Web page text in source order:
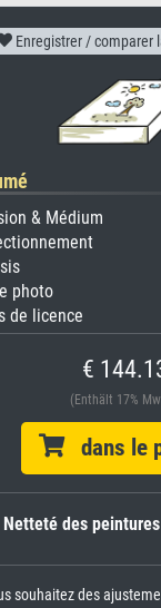
Enregistrer / comparer
& Médium
photo
de licence
€
(Enthält 17%
dans le
Netteté des peintures
souhaitez des